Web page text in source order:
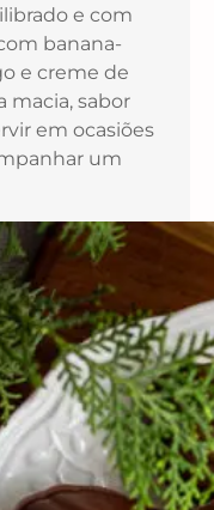
e com
banana-
e creme de
macia, sabor
em ocasiões
um